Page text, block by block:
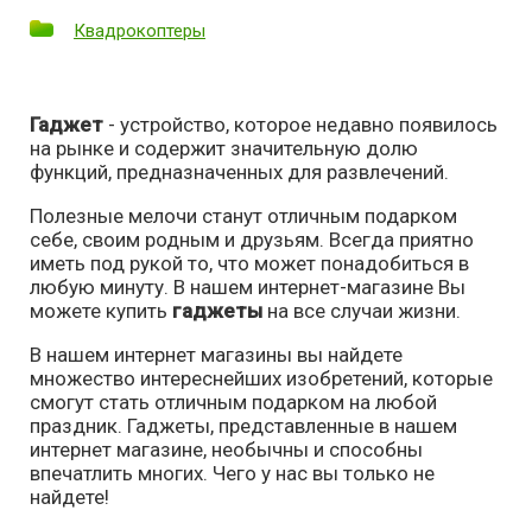
Квадрокоптеры
Гаджет - устройство, которое недавно появилось
на рынке и содержит значительную долю
функций, предназначенных для развлечений.
Полезные мелочи станут отличным подарком
себе, своим родным и друзьям. Всегда приятно
иметь под рукой то, что может понадобиться в
любую минуту. В нашем интернет-магазине Вы
можете купить гаджеты на все случаи жизни.
В нашем интернет магазины вы найдете
множество интереснейших изобретений, которые
смогут стать отличным подарком на любой
праздник. Гаджеты, представленные в нашем
интернет магазине, необычны и способны
впечатлить многих. Чего у нас вы только не
найдете!